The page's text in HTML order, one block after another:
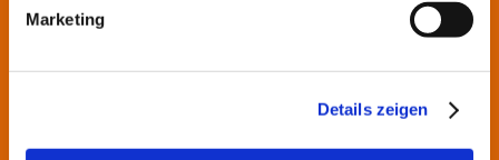
Marketing
Details zeigen
Kontakt